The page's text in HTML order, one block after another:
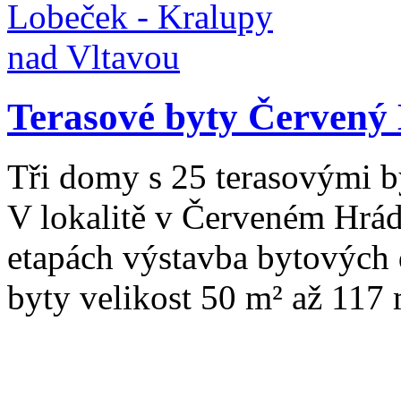
Terasové byty
Tři domy s 25 terasovými
V lokalitě v Červeném
etapách výstavba
byty velikost 50 m² až 117